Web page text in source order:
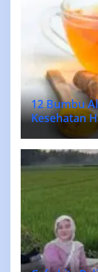
12 Bumbu
Kesehatan